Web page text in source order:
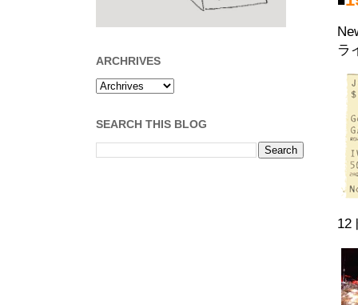
ラ
12
ARCHRIVES
SEARCH THIS BLOG